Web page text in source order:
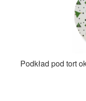
Podkład pod tort